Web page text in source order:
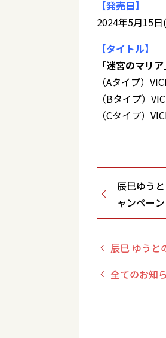
【発売日】
2024年5月15日
【タイトル】
「迷宮のマリア
（Aタイプ）
（Bタイプ）
（Cタイプ）
辰巳ゆう
ャンペー
ー堂/東京
辰巳 ゆうと
全てのお知